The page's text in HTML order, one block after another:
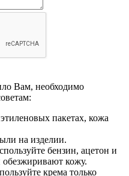
Вам, необходимо
пакетах, кожа
на изделии.
бензин, ацетон и
обезжиривают кожу.
крема только